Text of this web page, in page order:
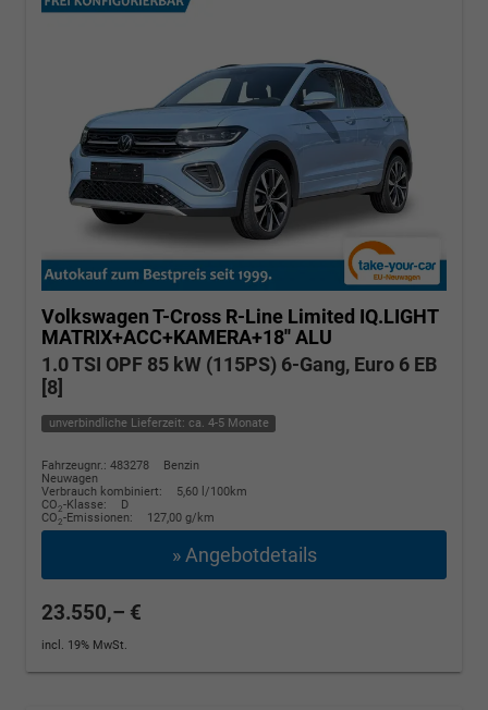
Volkswagen T-Cross R-Line Limited IQ.LIGHT
MATRIX+ACC+KAMERA+18'' ALU
1.0 TSI OPF 85 kW (115PS) 6-Gang, Euro 6 EB
[8]
unverbindliche Lieferzeit: ca. 4-5 Monate
Fahrzeugnr.: 483278
Benzin
Neuwagen
Verbrauch kombiniert:
5,60 l/100km
CO2-Klasse:
D
CO2-Emissionen: 127,00 g/km
» Angebotdetails
23.550,– €
incl. 19% MwSt.